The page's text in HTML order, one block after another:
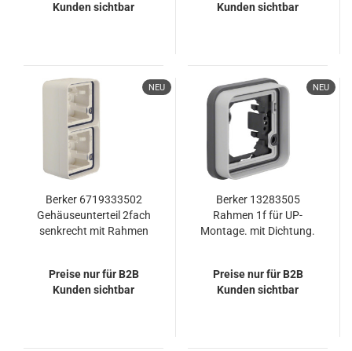
Kunden sichtbar
Kunden sichtbar
NEU
Berker 6719333502
Gehäuseunterteil 2fach
senkrecht mit Rahmen
Preise nur für B2B
Kunden sichtbar
NEU
Berker 13283505
Rahmen 1f für UP-
Montage. mit Dichtung.
Preise nur für B2B
Kunden sichtbar